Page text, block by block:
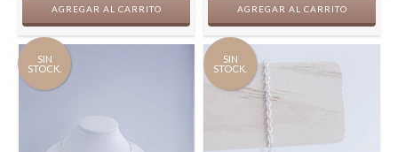
SIN
STOCK.
SIN
STOCK.